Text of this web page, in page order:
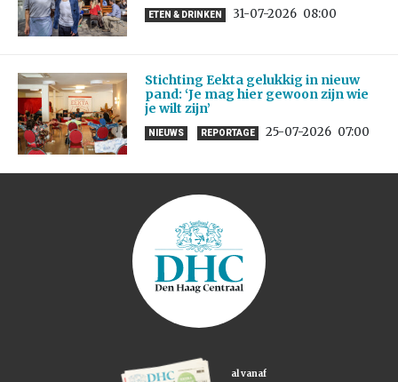
ETEN & DRINKEN 31-07-2026 08:00
Stichting Eekta gelukkig in nieuw
pand: ‘Je mag hier gewoon zijn wie
je wilt zijn’
NIEUWS REPORTAGE 25-07-2026 07:00
al vanaf